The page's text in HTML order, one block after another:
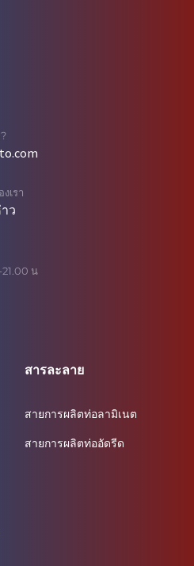
เรา
ว
น
สารละลาย
สายการผลิตท่อลามิเนต
สายการผลิตท่ออัดรีด